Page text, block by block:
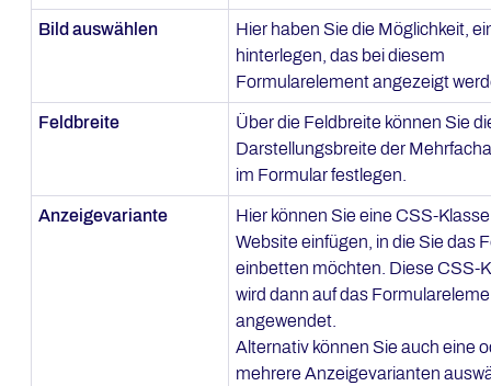
Bild auswählen
Hier haben Sie die Möglichkeit,
hinterlegen, das bei diesem
Formularelement angezeigt
Feldbreite
Über die Feldbreite können Sie
Darstellungsbreite der
im Formular festlegen.
Anzeigevariante
Hier können Sie eine CSS-
Website einfügen, in die Sie das
einbetten möchten. Diese CSS-
wird dann auf das
angewendet.
Alternativ können Sie auch eine
mehrere Anzeigevarianten